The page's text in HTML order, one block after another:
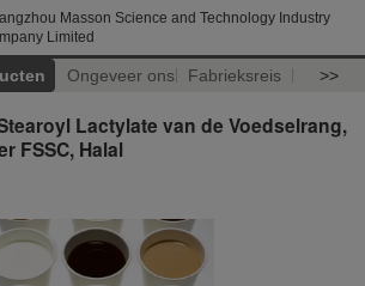
Masson Science and Technology Industry
Limited
Ongeveer ons Fabrieksreis >>
Lactylate van de Voedselrang,
FSSC, Halal